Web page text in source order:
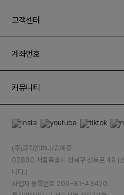
고객센터
계좌번호
커뮤니티
(주)클릭앤퍼니/김예중
02880 서울특별시 성북구 성북로 49 (
니다.)
사업자 등록번호 209-81-43420